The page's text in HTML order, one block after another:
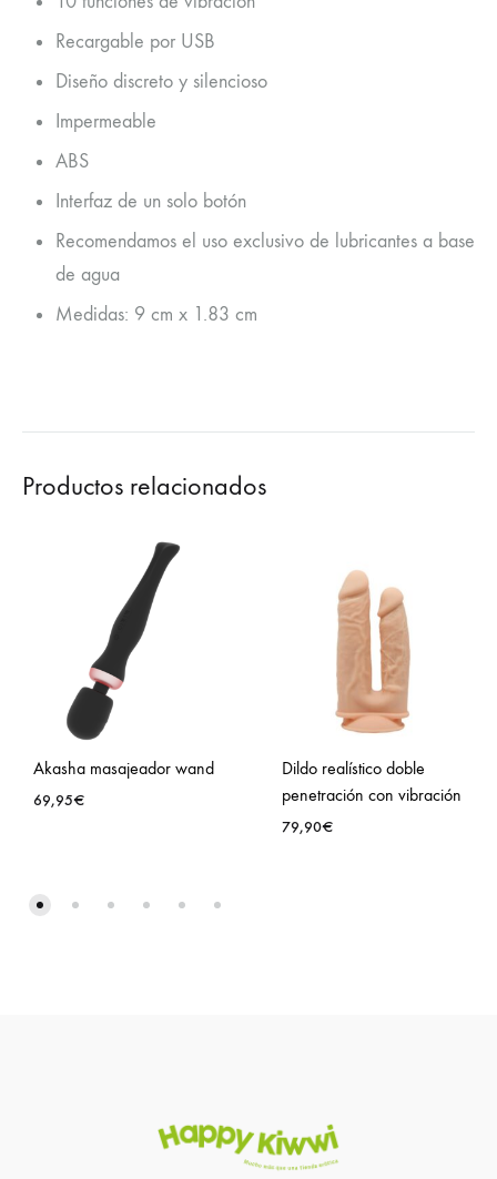
Recargable por USB
Diseño discreto y silencioso
Impermeable
ABS
Interfaz de un solo botón
Recomendamos el uso exclusivo de lubricantes a base
de agua
Medidas: 9 cm x 1.83 cm
Productos relacionados
Akasha masajeador wand
69,95€
Dildo realístico doble
penetración con vibración
79,90€